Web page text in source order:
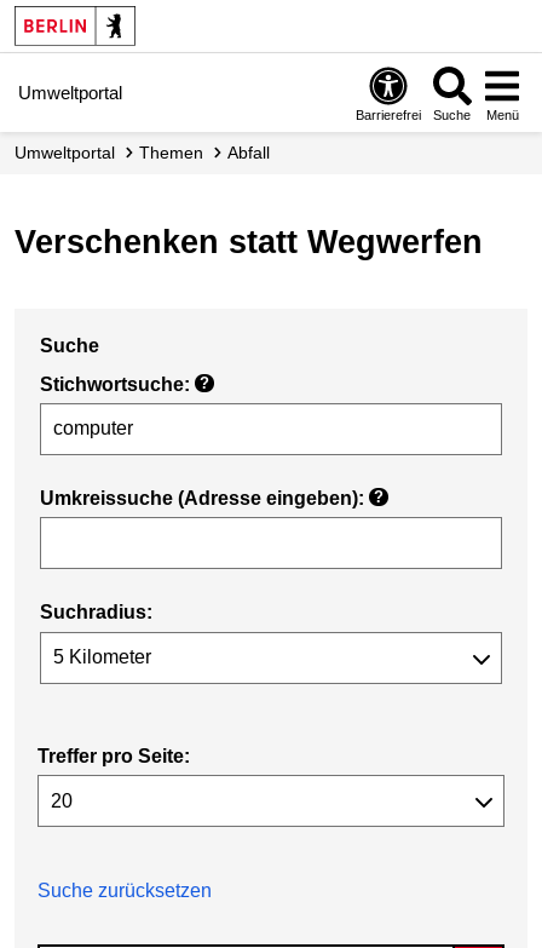
Umweltportal
Barrierefrei Suche Menü
Umweltportal Themen Abfall
Verschenken statt Wegwerfen
Suche
Stichwortsuche: ?
Umkreissuche (Adresse eingeben): ?
Suchradius:
Treffer pro Seite:
Suche zurücksetzen